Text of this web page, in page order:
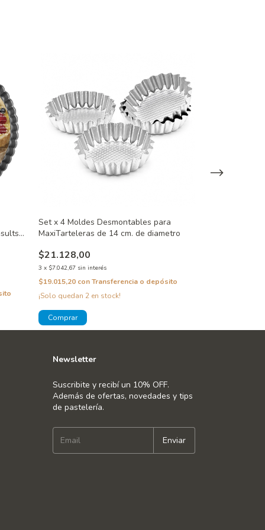
Set x 4 Moldes Desmontables para
MaxiTarteleras de 14 cm. de diametro
$21.128,00
3 x $7.042,67 sin interés
$19.015,20 conTransferencia o depósito
¡Solo quedan 2 en stock!
Newsletter
Suscribite y recibí un 10% OFF.
Además de ofertas, novedades y tips
de pastelería.